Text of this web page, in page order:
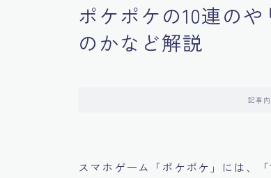
ポケポケの10連の
のかなど解説
記事
スマホゲーム「ポケポケ」には、